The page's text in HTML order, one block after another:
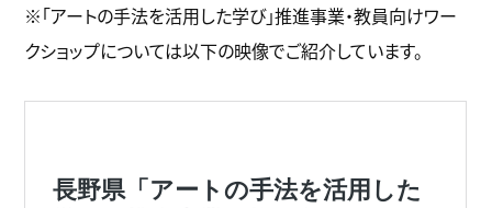
※「アートの手法を活用した学び」推進事業・教員向けワー
クショップについては以下の映像でご紹介しています。